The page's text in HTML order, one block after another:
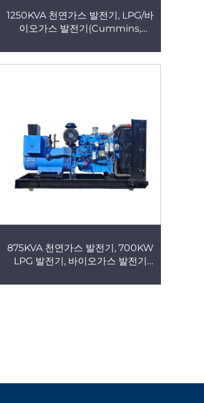
1250KVA 천연가스 발전기, LPG/바
이오가스 발전기(Cummins,
발전기 제조사, 건물용 발전소
875KVA 천연가스 발전기, 700KW
LPG 발전기, 바이오가스 발전기
진 탑재), 건물용 발전소